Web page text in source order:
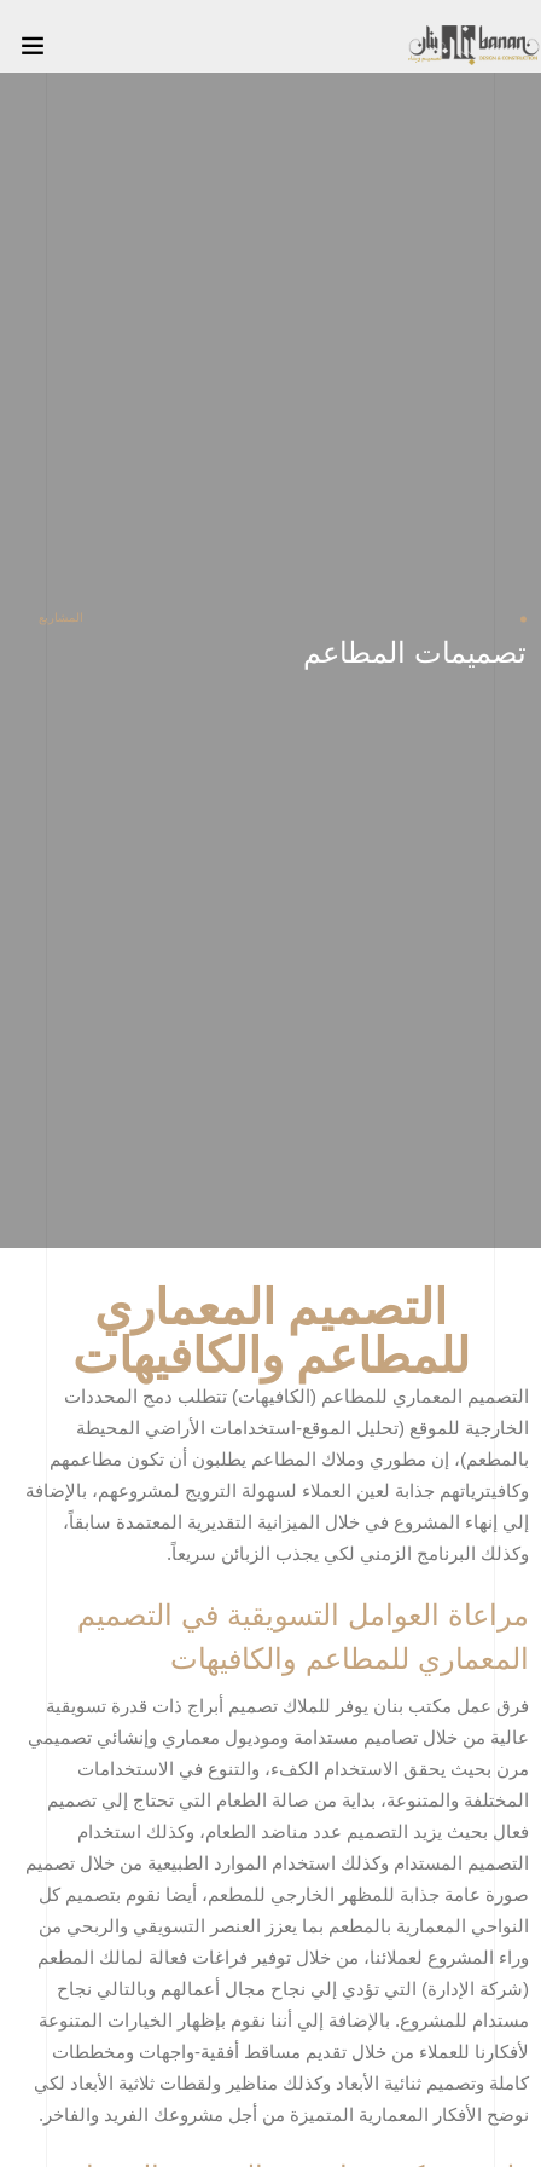
المشاريع
تصميمات المطاعم
التصميم المعماري
للمطاعم والكافيهات
التصميم المعماري للمطاعم (الكافيهات) تتطلب دمج المحددات
الخارجية للموقع (تحليل الموقع-استخدامات الأراضي المحيطة
بالمطعم)، إن مطوري وملاك المطاعم يطلبون أن تكون مطاعمهم
وكافيترياتهم جذابة لعين العملاء لسهولة الترويج لمشروعهم، بالإضافة
إلي إنهاء المشروع في خلال الميزانية التقديرية المعتمدة سابقاً،
وكذلك البرنامج الزمني لكي يجذب الزبائن سريعاً.
مراعاة العوامل التسويقية في التصميم
المعماري للمطاعم والكافيهات
فرق عمل مكتب بنان يوفر للملاك تصميم أبراج ذات قدرة تسويقية
عالية من خلال تصاميم مستدامة وموديول معماري وإنشائي تصميمي
مرن بحيث يحقق الاستخدام الكفء، والتنوع في الاستخدامات
المختلفة والمتنوعة، بداية من صالة الطعام التي تحتاج إلي تصميم
فعال بحيث يزيد التصميم عدد مناضد الطعام، وكذلك استخدام
التصميم المستدام وكذلك استخدام الموارد الطبيعية من خلال تصميم
صورة عامة جذابة للمظهر الخارجي للمطعم، أيضا نقوم بتصميم كل
النواحي المعمارية بالمطعم بما يعزز العنصر التسويقي والربحي من
وراء المشروع لعملائنا، من خلال توفير فراغات فعالة لمالك المطعم
(شركة الإدارة) التي تؤدي إلي نجاح مجال أعمالهم وبالتالي نجاح
مستدام للمشروع. بالإضافة إلي أننا نقوم بإظهار الخيارات المتنوعة
لأفكارنا للعملاء من خلال تقديم مساقط أفقية-واجهات ومخططات
كاملة وتصميم ثنائية الأبعاد وكذلك مناظير ولقطات ثلاثية الأبعاد لكي
نوضح الأفكار المعمارية المتميزة من أجل مشروعك الفريد والفاخر.